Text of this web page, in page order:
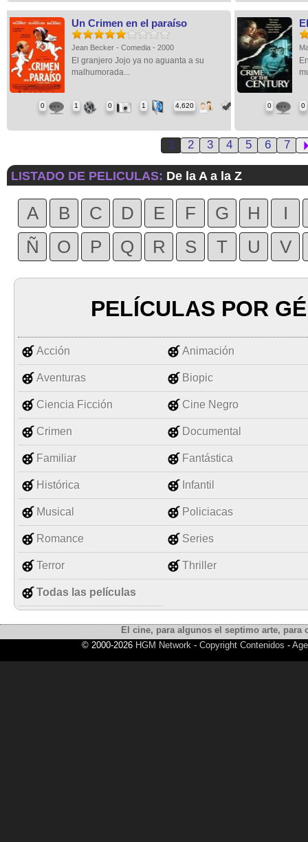
Un Crimen en el paraíso
Jean Becker - Comedia - 2000
El granjero Jojo ya no aguanta a su
malhumorada...
0 1 0 1 4,620 0 0
1 2 3 4 5 6 7
LISTADO DE PELICULAS: De la A a la Z
A B C D E F G H
I
Ñ
O P Q R S T U V
PELÍCULAS POR
Acción Animación
Aventuras Biopic
Ciencia Ficción Cine Negro
Crimen Documental
Familiar Fantástica
Histórica Infantil
Musical Policiacas
Romance Series
Terror Thriller
Todas las películas
El cine, para algunos el septimo arte,
© 2000-2026 HGM Network- Copyright Contenidos -